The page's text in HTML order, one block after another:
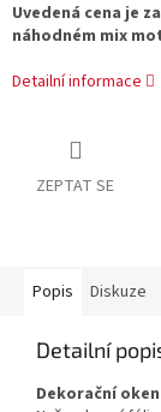
Uvedená cena je
náhodném mix
Detailní informace
ZEPTAT SE
Popis Diskuze
Detailní
Dekorační